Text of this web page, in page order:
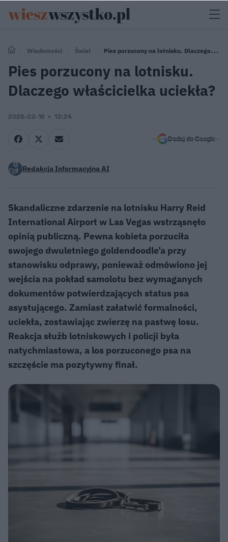
Wiadomości Świat
Pies porzucony na lotnisku. Dlaczego
właścicielka uciekła?
Pies porzucony na lotnisku.
Dlaczego właścicielka uciekła?
2026-02-19 12:24
Dodaj do Google
Redakcja Informacyjna AI
Skandaliczne zdarzenie na lotnisku Harry Reid
International Airport w Las Vegas wstrząsnęło
opinią publiczną. Pewna kobieta porzuciła
swojego dwuletniego goldendoodle’a przy
stanowisku odprawy, ponieważ odmówiono jej
wejścia na pokład samolotu bez wymaganych
dokumentów potwierdzających status psa
asystującego. Zamiast załatwić formalności,
uciekła, zostawiając zwierzę na pastwę losu.
Reakcja służb lotniskowych i policji była
natychmiastowa, a los porzuconego psa na
szczęście ma pozytywny finał.